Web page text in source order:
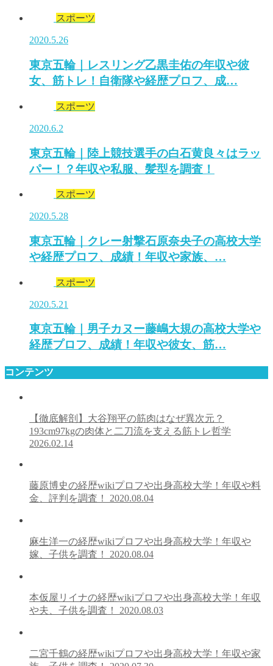
スポーツ
2020.5.26
東京五輪｜レスリング乙黒圭佑の年収や彼
女、筋トレ！自衛隊や経歴プロフ、成…
スポーツ
2020.6.2
東京五輪｜陸上競技選手の白石黄良々はラッ
パー！？年収や私服、髪型を調査！
スポーツ
2020.5.28
東京五輪｜クレー射撃石原奈央子の高校大学
や経歴プロフ、成績！年収や家族、…
スポーツ
2020.5.21
東京五輪｜男子カヌー藤嶋大規の高校大学や
経歴プロフ、成績！年収や彼女、筋…
コンテンツ
【徹底解剖】大谷翔平の筋肉はなぜ異次元？
193cm97kgの肉体と二刀流を支える筋トレ哲学
2026.02.14
藤原博史の経歴wikiプロフや出身高校大学！年収や料
金、評判を調査！ 2020.08.04
麻生洋一の経歴wikiプロフや出身高校大学！年収や
嫁、子供を調査！ 2020.08.04
本仮屋リイナの経歴wikiプロフや出身高校大学！年収
や夫、子供を調査！ 2020.08.03
二宮千鶴の経歴wikiプロフや出身高校大学！年収や家